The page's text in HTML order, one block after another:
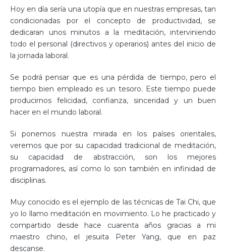
Hoy en día sería una utopía que en nuestras empresas, tan
condicionadas por el concepto de productividad, se
dedicaran unos minutos a la meditación, interviniendo
todo el personal (directivos y operarios) antes del inicio de
la jornada laboral.
Se podrá pensar que es una pérdida de tiempo, pero el
tiempo bien empleado es un tesoro. Este tiempo puede
producirnos felicidad, confianza, sinceridad y un buen
hacer en el mundo laboral.
Si ponemos nuestra mirada en los países orientales,
veremos que por su capacidad tradicional de meditación,
su capacidad de abstracción, son los mejores
programadores, así como lo son también en infinidad de
disciplinas.
Muy conocido es el ejemplo de las técnicas de Tai Chi, que
yo lo llamo meditación en movimiento. Lo he practicado y
compartido desde hace cuarenta años gracias a mi
maestro chino, el jesuita Peter Yang, que en paz
descanse.